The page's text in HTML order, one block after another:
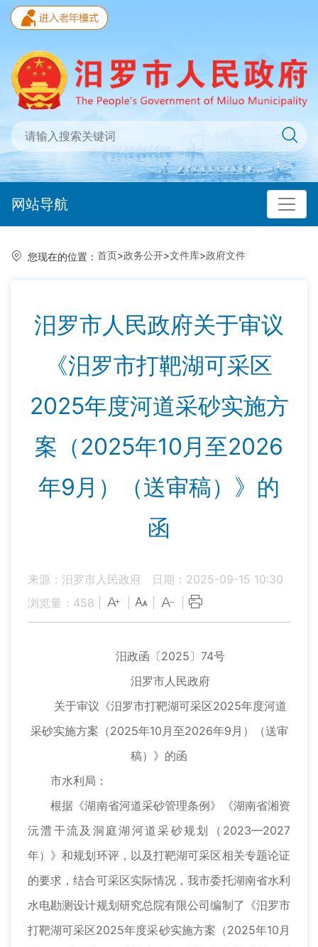
网站导航
您现在的位置： 首页>政务公开>文件库>政府文件
汨罗市人民政府关于审议
《汨罗市打靶湖可采区
2025年度河道采砂实施方
案（2025年10月至2026
年9月）（送审稿）》的
函
来源：汨罗市人民政府
日期：2025-09-15 10:30
浏览量： 458
汨政函〔2025〕74号
汨罗市人民政府
关于审议《汨罗市打靶湖可采区2025年度河道
采砂实施方案（2025年10月至2026年9月）（送审
稿）》的函
市水利局：
根据《湖南省河道采砂管理条例》《湖南省湘资
沅澧干流及洞庭湖河道采砂规划（2023—2027
年）》和规划环评，以及打靶湖可采区相关专题论证
的要求，结合可采区实际情况，我市委托湖南省水利
水电勘测设计规划研究总院有限公司编制了《汨罗市
打靶湖可采区2025年度采砂实施方案（2025年10月